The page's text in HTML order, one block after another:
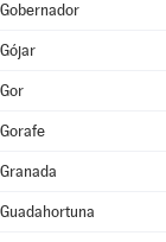
Gobernador
Gójar
Gor
Gorafe
Granada
Guadahortuna